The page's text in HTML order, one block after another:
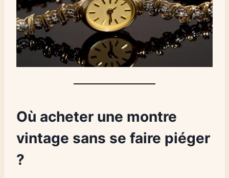
Où acheter une montre
vintage sans se faire piéger
?